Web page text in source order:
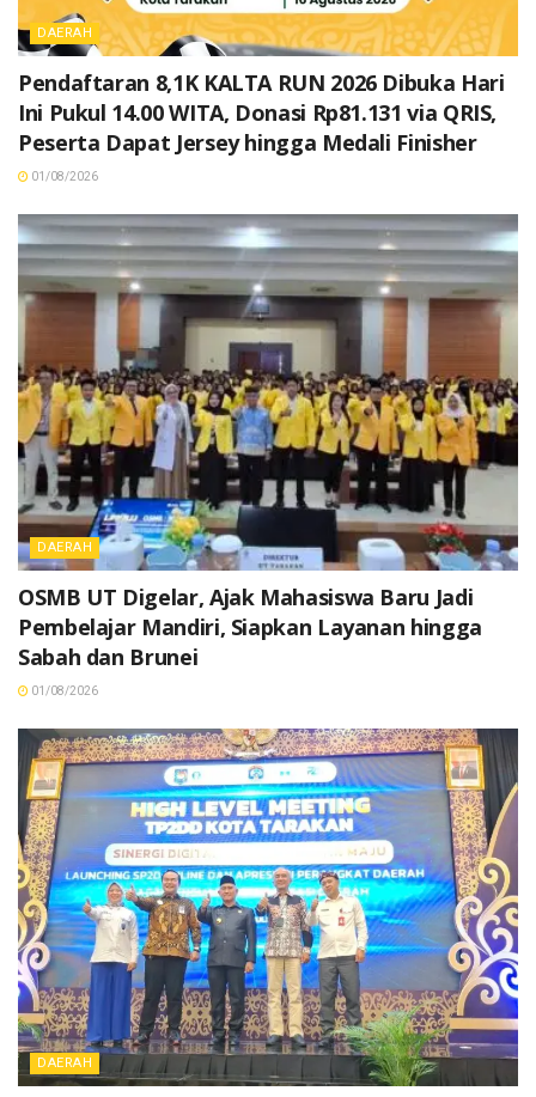
DAERAH
Pendaftaran 8,1K KALTA RUN 2026 Dibuka Hari
Ini Pukul 14.00 WITA, Donasi Rp81.131 via QRIS,
Peserta Dapat Jersey hingga Medali Finisher
01/08/2026
DAERAH
OSMB UT Digelar, Ajak Mahasiswa Baru Jadi
Pembelajar Mandiri, Siapkan Layanan hingga
Sabah dan Brunei
01/08/2026
DAERAH